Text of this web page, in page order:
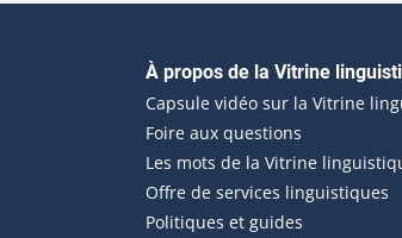
Navigation
À propos de la Vitrine
Capsule vidéo sur la Vitrine
Foire aux questions
Les mots de la Vitrine
Offre de services linguistiques
Politiques et guides